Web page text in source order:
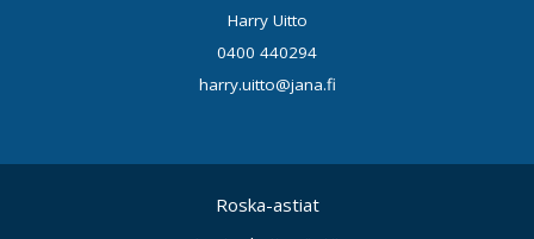
Harry Uitto
0400 440294
harry.uitto@jana.fi
Roska-astiat